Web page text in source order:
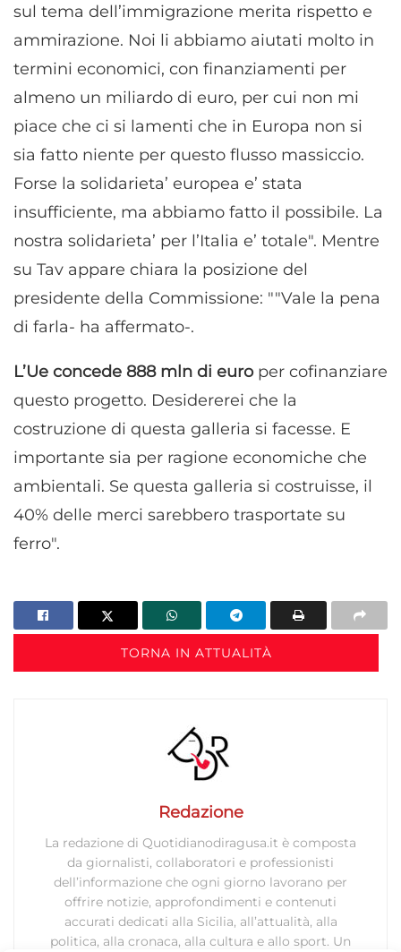
sul tema dell’immigrazione merita rispetto e
ammirazione. Noi li abbiamo aiutati molto in
termini economici, con finanziamenti per
almeno un miliardo di euro, per cui non mi
piace che ci si lamenti che in Europa non si
sia fatto niente per questo flusso massiccio.
Forse la solidarieta’ europea e’ stata
insufficiente, ma abbiamo fatto il possibile. La
nostra solidarieta’ per l’Italia e’ totale". Mentre
su Tav appare chiara la posizione del
presidente della Commissione: ""Vale la pena
di farla- ha affermato-.
L’Ue concede 888 mln di euro per cofinanziare
questo progetto. Desidererei che la
costruzione di questa galleria si facesse. E
importante sia per ragione economiche che
ambientali. Se questa galleria si costruisse, il
40% delle merci sarebbero trasportate su
ferro".
TORNA IN ATTUALITÀ
Redazione
La redazione di Quotidianodiragusa.it è composta
da giornalisti, collaboratori e professionisti
dell’informazione che ogni giorno lavorano per
offrire notizie, approfondimenti e contenuti
accurati dedicati alla Sicilia, all’attualità, alla
politica, alla cronaca, alla cultura e allo sport. Un